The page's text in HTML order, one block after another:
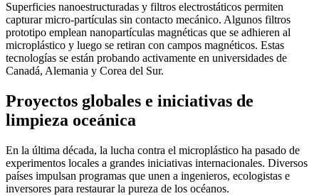
Superficies nanoestructuradas y filtros electrostáticos permiten
capturar micro-partículas sin contacto mecánico. Algunos filtros
prototipo emplean nanopartículas magnéticas que se adhieren al
microplástico y luego se retiran con campos magnéticos. Estas
tecnologías se están probando activamente en universidades de
Canadá, Alemania y Corea del Sur.
Proyectos globales e iniciativas de
limpieza oceánica
En la última década, la lucha contra el microplástico ha pasado de
experimentos locales a grandes iniciativas internacionales. Diversos
países impulsan programas que unen a ingenieros, ecologistas e
inversores para restaurar la pureza de los océanos.